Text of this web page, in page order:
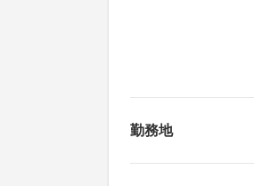
勤務地